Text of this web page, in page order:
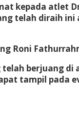
kepada atlet
telah diraih
Roni
berjuang
tampil pada